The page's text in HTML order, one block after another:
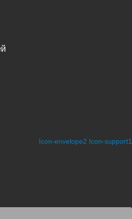
Icon-envelope2 Icon-support1